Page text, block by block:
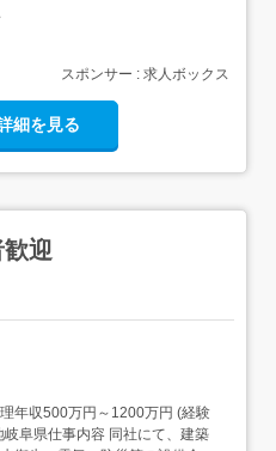
スポンサー : 求人ボックス
細を見る
迎
年収500万円～1200万円 (経験
阜県仕事内容 同社にて、建築